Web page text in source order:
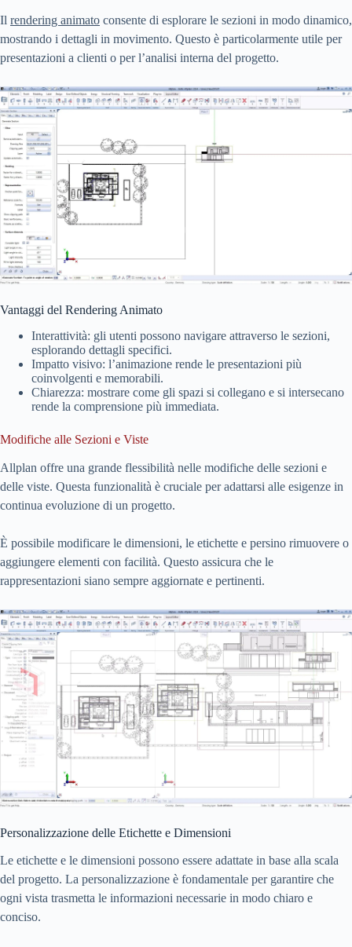
Il rendering animato consente di esplorare le sezioni in modo dinamico,
mostrando i dettagli in movimento. Questo è particolarmente utile per
presentazioni a clienti o per l’analisi interna del progetto.
Vantaggi del Rendering Animato
Interattività: gli utenti possono navigare attraverso le sezioni,
esplorando dettagli specifici.
Impatto visivo: l’animazione rende le presentazioni più
coinvolgenti e memorabili.
Chiarezza: mostrare come gli spazi si collegano e si intersecano
rende la comprensione più immediata.
Modifiche alle Sezioni e Viste
Allplan offre una grande flessibilità nelle modifiche delle sezioni e
delle viste. Questa funzionalità è cruciale per adattarsi alle esigenze in
continua evoluzione di un progetto.
È possibile modificare le dimensioni, le etichette e persino rimuovere o
aggiungere elementi con facilità. Questo assicura che le
rappresentazioni siano sempre aggiornate e pertinenti.
Personalizzazione delle Etichette e Dimensioni
Le etichette e le dimensioni possono essere adattate in base alla scala
del progetto. La personalizzazione è fondamentale per garantire che
ogni vista trasmetta le informazioni necessarie in modo chiaro e
conciso.